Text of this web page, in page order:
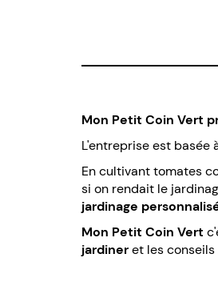
Mon Petit Coin Vert
L'entreprise est basée
En cultivant tomates
si on rendait le
jardinage
Mon Petit Coin Vert
jardineret les conseils